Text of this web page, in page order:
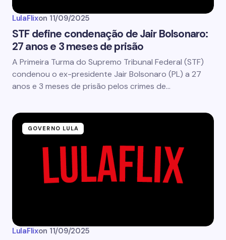
LulaFlixon 11/09/2025
STF define condenação de Jair Bolsonaro:
27 anos e 3 meses de prisão
A Primeira Turma do Supremo Tribunal Federal (STF)
condenou o ex-presidente Jair Bolsonaro (PL) a 27
anos e 3 meses de prisão pelos crimes de…
GOVERNO LULA
LulaFlixon 11/09/2025